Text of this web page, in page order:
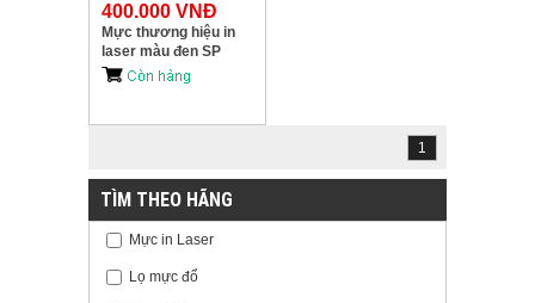
400.000 VNĐ
Mực thương hiệu in
laser màu đen SP
CE320A
1
TÌM THEO HÃNG
Mực in Laser
Lọ mực đổ